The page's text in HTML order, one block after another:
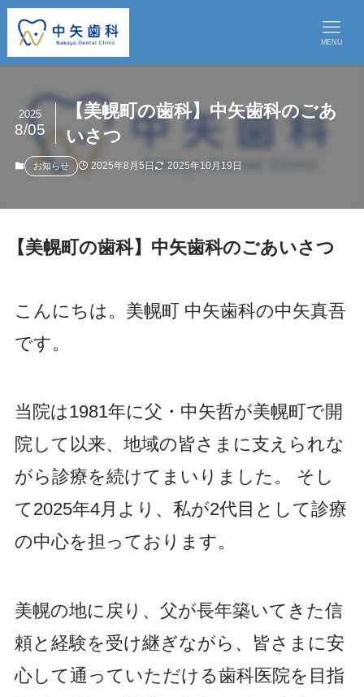
MENU
【美幌町の歯科】中矢歯科のごあ
いさつ
2025
8/05
お知らせ 2025年8月5日 2025年10月19日
【美幌町の歯科】中矢歯科のごあいさつ
こんにちは。美幌町 中矢歯科の中矢真吾
です。
当院は1981年に父・中矢哲が美幌町で開
院して以来、地域の皆さまに支えられな
がら診療を続けてまいりました。 そし
て2025年4月より、私が2代目として診療
の中心を担っております。
美幌の地に戻り、父が長年築いてきた信
頼と経験を受け継ぎながら、皆さまに安
心して通っていただける歯科医院を目指